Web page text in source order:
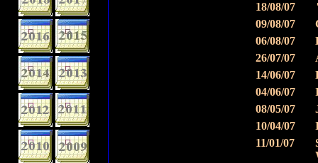
18/08/07
09/08/07
06/08/07
26/07/07
14/06/07
04/06/07
08/05/07
10/04/07
11/01/07